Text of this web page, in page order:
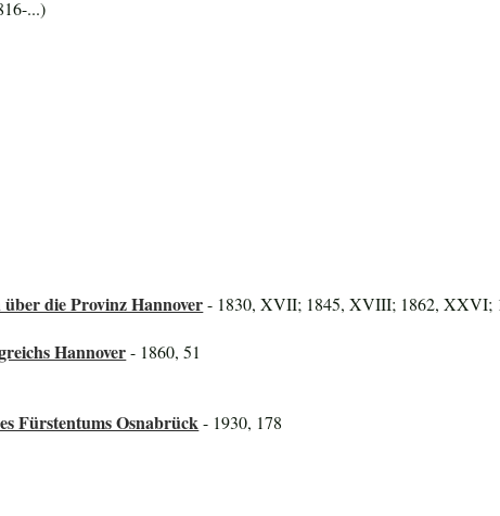
...)
die Provinz Hannover- 1830, XVII; 1845, XVIII; 1862, XXVI;
Hannover- 1860, 51
Fürstentums Osnabrück- 1930, 178